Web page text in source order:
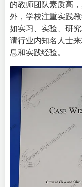
的教师团队素质高
外，学校注重实践
如实习、实验、研
请行业内知名人士
息和实践经验。